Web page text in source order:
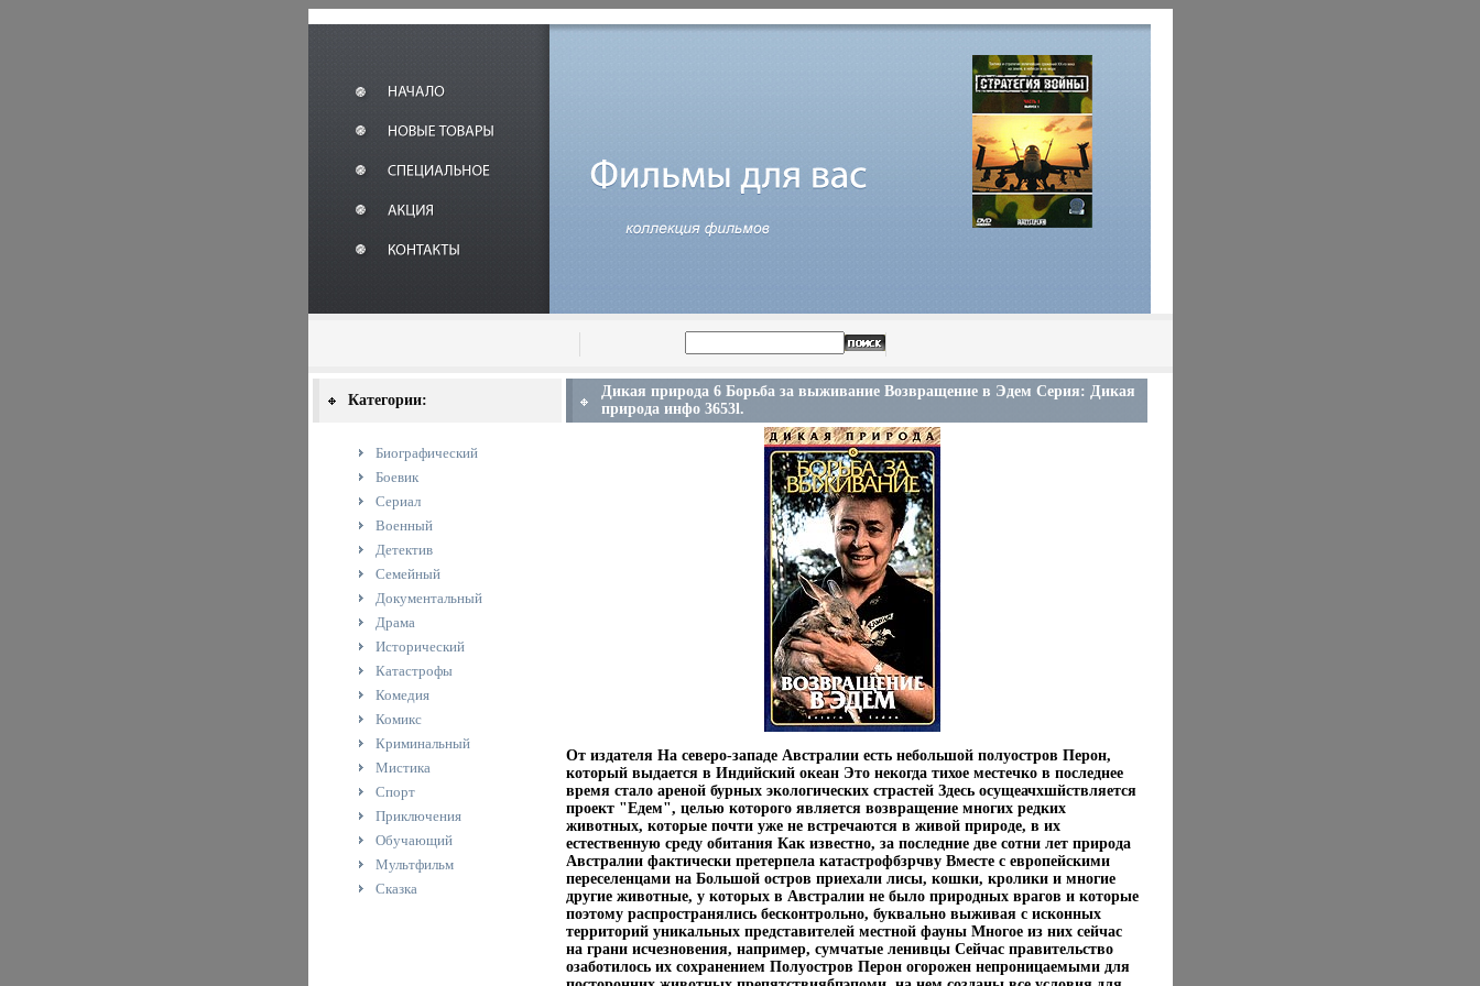
Категории:
Биографический
Боевик
Сериал
Военный
Детектив
Семейный
Документальный
Драма
Исторический
Катастрофы
Комедия
Комикс
Криминальный
Мистика
Спорт
Приключения
Обучающий
Мультфильм
Сказка
Дикая природа 6 Борьба за выживание Возвращение в Эдем Серия: Дикая
природа инфо 3653l.
От издателя На северо-западе Австралии есть небольшой полуостров Перон,
который выдается в Индийский океан Это некогда тихое местечко в последнее
время стало ареной бурных экологических страстей Здесь осущеачхшйствляется
проект "Едем", целью которого является возвращение многих редких
животных, которые почти уже не встречаются в живой природе, в их
естественную среду обитания Как известно, за последние две сотни лет природа
Австралии фактически претерпела катастрофбзрчву Вместе с европейскими
переселенцами на Большой остров приехали лисы, кошки, кролики и многие
другие животные, у которых в Австралии не было природных врагов и которые
поэтому распространялись бесконтрольно, буквально выживая с исконных
территорий уникальных представителей местной фауны Многое из них сейчас
на грани исчезновения, например, сумчатые ленивцы Сейчас правительство
озаботилось их сохранением Полуостров Перон огорожен непроницаемыми для